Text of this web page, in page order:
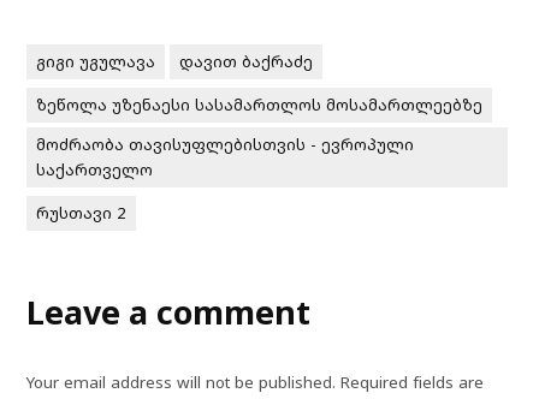
გიგი უგულავა
დავით ბაქრაძე
ზეწოლა უზენაესი სასამართლოს მოსამართლეებზე
მოძრაობა თავისუფლებისთვის - ევროპული
საქართველო
რუსთავი 2
Leave a comment
Your email address will not be published. Required fields are